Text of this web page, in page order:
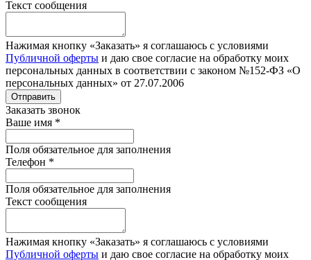
Текст сообщения
Нажимая кнопку «Заказать» я соглашаюсь с условиями
Публичной оферты и даю свое согласие на обработку моих
персональных данных в соответствии с законом №152-ФЗ «О
персональных данных» от 27.07.2006
Отправить
Заказать звонок
Ваше имя *
Поля обязательное для заполнения
Телефон *
Поля обязательное для заполнения
Текст сообщения
Нажимая кнопку «Заказать» я соглашаюсь с условиями
Публичной оферты и даю свое согласие на обработку моих